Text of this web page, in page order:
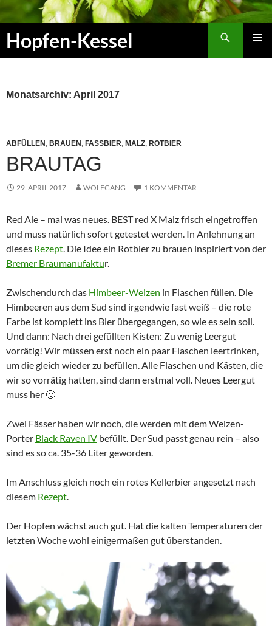
Zum
Inhalt
springen
Hopfen-Kessel
Monatsarchiv: April 2017
ABFÜLLEN , BRAUEN , FASSBIER, MALZ, ROTBIER
BRAUTAG
29. APRIL 2017 WOLFGANG 1 KOMMENTAR
Red Ale – mal was neues. BEST red X Malz frisch eingetroffen
und muss natürlich sofort getestet werden. In Anlehnung an
dieses Rezept. Die Idee ein Rotbier zu brauen inspiriert von der
Bremer Braumanufaktur.
Zwischendurch das Himbeer-Weizen in Flaschen füllen. Die
Himbeeren aus dem Sud sind irgendwie fast weiß – die rote
Farbe ist komplett ins Bier übergegangen, so wie es sein soll.
Und dann: Nach drei gefüllten Kisten: Zu wenig Leergut
vorrätig! Wir müssen erst noch ein paar Flaschen leertrinken,
um die gleich wieder zu befüllen. Alle Flaschen und Kästen, die
wir so vorrätig hatten, sind dann erstmal voll. Neues Leergut
muss her 🙂
Zwei Fässer haben wir noch, die werden mit dem Weizen-
Porter Black Raven IV befüllt. Der Sud passt genau rein – also
sind es so ca. 35-36 Liter geworden.
Im Anschluss gleich noch ein rotes Kellerbier angesetzt nach
diesem Rezept.
Der Hopfen wächst auch gut. Hat die kalten Temperaturen der
letzten Woche wohl einigermaßen gut überstanden.